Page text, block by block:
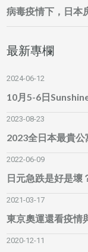
病毒疫情下，日本
最新專欄
2024-06-12
10月5-6日
2023-08-23
2023全日本最貴
2022-06-09
日元急跌是好是壞
2021-03-17
東京奧運還看疫情
2020-12-11